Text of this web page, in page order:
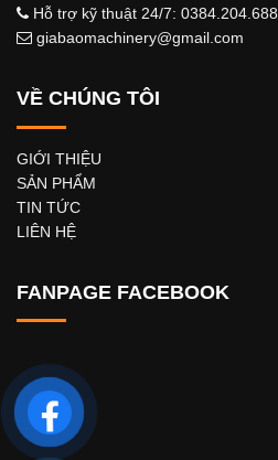
Hỗ trợ kỹ thuật 24/7: 0384.204.688
giabaomachinery@gmail.com
VỀ CHÚNG TÔI
GIỚI THIỆU
SẢN PHẨM
TIN TỨC
LIÊN HỆ
FANPAGE FACEBOOK